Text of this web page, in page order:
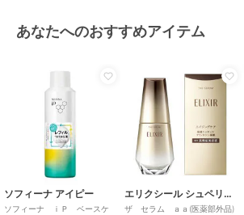
あなたへのおすすめアイテム
ソフィーナ アイピー
ソフィーナ ｉＰ ベースケ
エリクシール シュペリエル
ザ セラム ａａ(医薬部外品)